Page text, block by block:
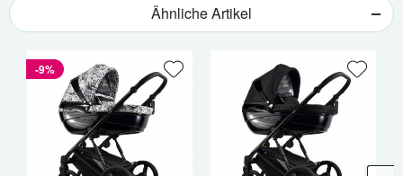
Ähnliche Artikel
-9%